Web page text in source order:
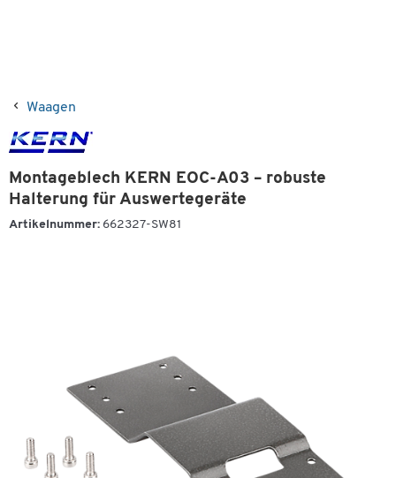
Waagen
Montageblech KERN EOC-A03 – robuste
Halterung für Auswertegeräte
Artikelnummer: 662327-SW81